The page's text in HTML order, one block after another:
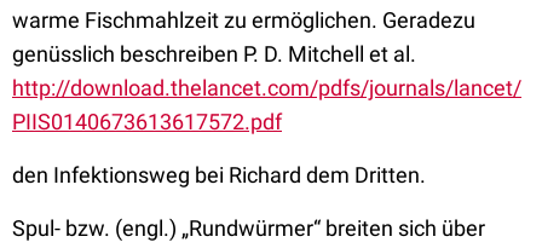
warme Fischmahlzeit zu ermöglichen. Geradezu
genüsslich beschreiben P. D. Mitchell et al.
http://download.thelancet.com/pdfs/journals/lancet/
PIIS0140673613617572.pdf
den Infektionsweg bei Richard dem Dritten.
Spul- bzw. (engl.) „Rundwürmer“ breiten sich über